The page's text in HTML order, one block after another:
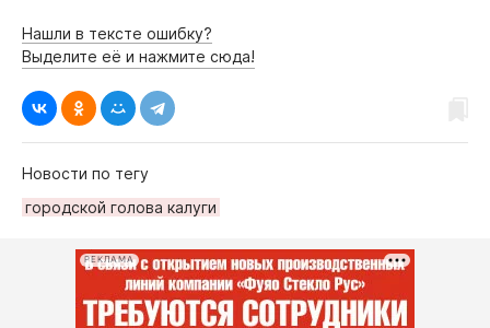
Нашли в тексте ошибку?
Выделите её и нажмите сюда!
Новости по тегу
городской голова калуги
РЕКЛАМА